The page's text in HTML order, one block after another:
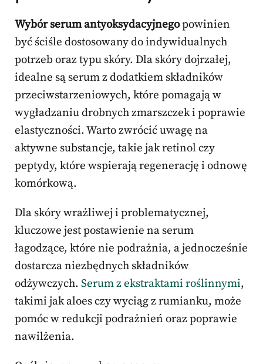
Wybór serum antyoksydacyjnegopowinien
być ściśle dostosowany do indywidualnych
potrzeb oraz typu skóry. Dla skóry dojrzałej,
idealne są serum z dodatkiem składników
przeciwstarzeniowych, które pomagają w
wygładzaniu drobnych zmarszczek i poprawie
elastyczności. Warto zwrócić uwagę na
aktywne substancje, takie jak retinol czy
peptydy, które wspierają regenerację i odnowę
komórkową.
Dla skóry wrażliwej i problematycznej,
kluczowe jest postawienie na serum
łagodzące, które nie podrażnia, a jednocześnie
dostarcza niezbędnych składników
odżywczych. Serum z ekstraktami roślinnymi,
takimi jak aloes czy wyciąg z rumianku, może
pomóc w redukcji podrażnień oraz poprawie
nawilżenia.